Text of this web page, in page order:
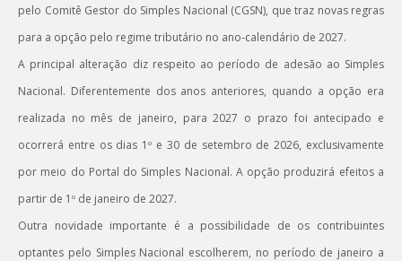
pelo Comitê Gestor do Simples Nacional (CGSN), que traz novas regras
para a opção pelo regime tributário no ano-calendário de 2027.
A principal alteração diz respeito ao período de adesão ao Simples
Nacional. Diferentemente dos anos anteriores, quando a opção era
realizada no mês de janeiro, para 2027 o prazo foi antecipado e
ocorrerá entre os dias 1º e 30 de setembro de 2026, exclusivamente
por meio do Portal do Simples Nacional. A opção produzirá efeitos a
partir de 1º de janeiro de 2027.
Outra novidade importante é a possibilidade de os contribuintes
optantes pelo Simples Nacional escolherem, no período de janeiro a